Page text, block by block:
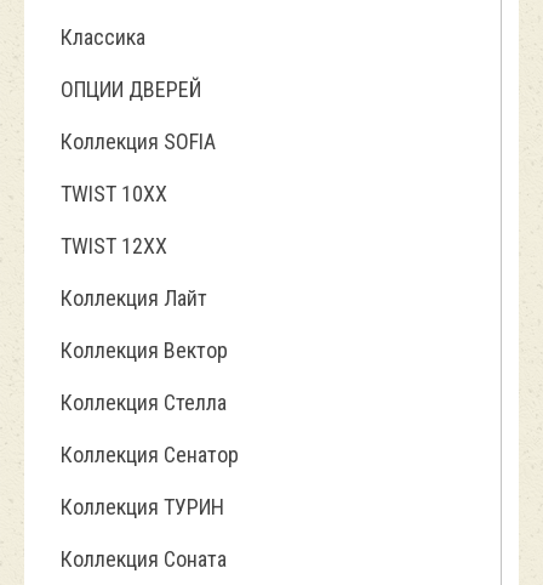
Классика
ОПЦИИ ДВЕРЕЙ
Коллекция SOFIA
TWIST 10ХХ
TWIST 12XX
Коллекция Лайт
Коллекция Вектор
Коллекция Стелла
Коллекция Сенатор
Коллекция ТУРИН
Коллекция Соната